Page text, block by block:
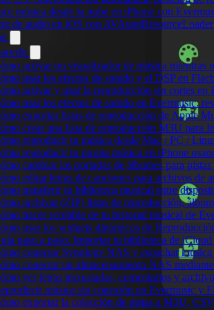
música desde la nube en iPhone con
de audio en iOS con AVAssetResourceLoader
activar un visualizador de música mientras
usar los efectos de sonido y el DSP en
activar y usar la reproducción sin cortes en
usar los efectos de sonido en Evermusic:
exportar listas de reproducción de Apple
crear una lista de reproducción M3U para
reproducir tu música desde Mac / PC /
reproducir tu propia música en iPhone
cambiar las portadas de álbumes para
editar letras de canciones para archivos de
transferir tu biblioteca musical entre
archivar (ZIP) listas de reproducción,
hacer scrobble de tu historial musical de
usar los widgets dinámicos de
paso a paso: Importar tu biblioteca de
conectar Synology NAS y escuchar
conectar un almacenamiento NAS
ver letras incrustadas, comentarios y
música sin conexión en Evermusic y
exportar la colección de pistas a M3U,